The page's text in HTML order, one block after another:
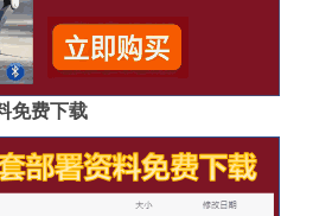
免费下载